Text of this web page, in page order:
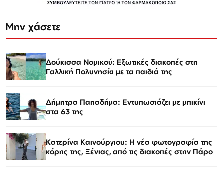
Μην χάσετε
Δούκισσα Νομικού: Εξωτικές διακοπές στη
Γαλλική Πολυνησία με τα παιδιά της
Δήμητρα Παπαδήμα: Εντυπωσιάζει με μπικίνι
στα 63 της
Κατερίνα Καινούργιου: Η νέα φωτογραφία της
κόρης της, Ξένιας, από τις διακοπές στην Πάρο